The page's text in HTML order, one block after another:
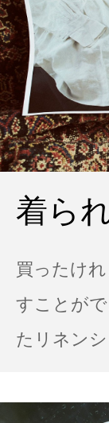
着ら
買ったけ
すことが
たリネン